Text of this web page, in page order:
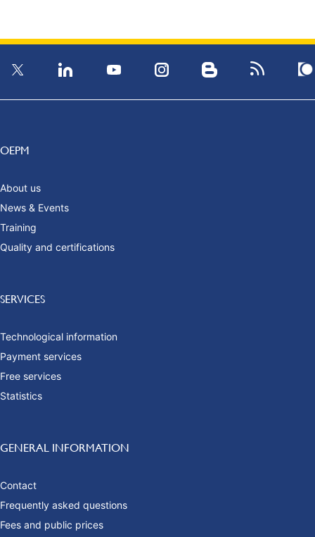
OEPM
About us
News & Events
Training
Quality and certifications
SERVICES
Technological information
Payment services
Free services
Statistics
GENERAL INFORMATION
Contact
Frequently asked questions
Fees and public prices